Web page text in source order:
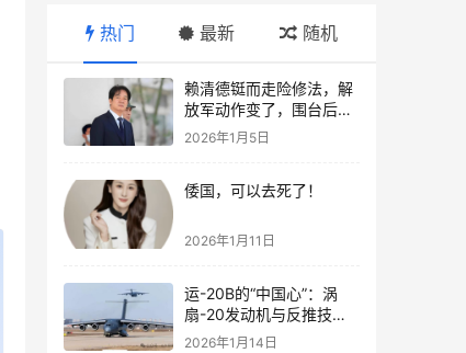
热门 最新 随机
赖清德铤而走险修法，解
放军动作变了，围台后的
“真正杀招”曝光
2026年1月5日
倭国，可以去死了！
2026年1月11日
运-20B的“中国心”：涡
扇-20发动机与反推技术
大突破！
2026年1月14日